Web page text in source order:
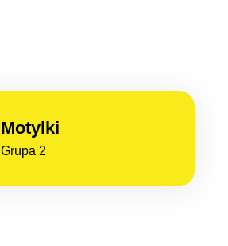
Motylki
Grupa 2